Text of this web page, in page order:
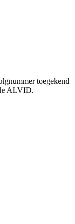
toegekend
ALVID.